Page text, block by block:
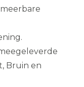
Bruin en